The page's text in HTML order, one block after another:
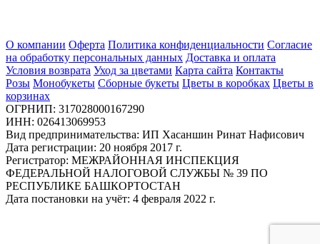
О компании Оферта Политика конфиденциальности Согласие
на обработку персональных данных Доставка и оплата
Условия возврата Уход за цветами Карта сайта Контакты
Розы Монобукеты Сборные букеты Цветы в коробках Цветы в
корзинах
ОГРНИП: 317028000167290
ИНН: 026413069953
Вид предпринимательства: ИП Хасаншин Ринат Нафисович
Дата регистрации: 20 ноября 2017 г.
Регистратор: МЕЖРАЙОННАЯ ИНСПЕКЦИЯ
ФЕДЕРАЛЬНОЙ НАЛОГОВОЙ СЛУЖБЫ № 39 ПО
РЕСПУБЛИКЕ БАШКОРТОСТАН
Дата постановки на учёт: 4 февраля 2022 г.